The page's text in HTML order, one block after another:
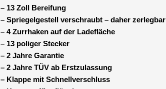
– 13 Zoll Bereifung
– Spriegelgestell verschraubt – daher zerlegbar
– 4 Zurrhaken auf der Ladefläche
– 13 poliger Stecker
– 2 Jahre Garantie
– 2 Jahre TÜV ab Erstzulassung
– Klappe mit Schnellverschluss